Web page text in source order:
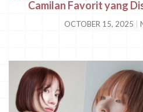
Camilan Favorit yang
OCTOBER 15, 2025